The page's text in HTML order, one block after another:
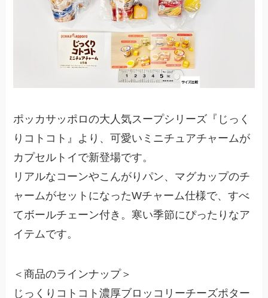
ポッカサッポロの大人気スープシリーズ『じっく
りコトコト』より、可愛いミニチュアチャームが
カプセルトイで新登場です。
リアルなコーンやこんがりパン、マグカップのチ
ャームがセットになったWチャーム仕様で、すべ
てボールチェーン付き。寒い季節にぴったりなア
イテムです。
＜商品のラインナップ＞
じっくりコトコト濃厚ブロッコリーチーズポター